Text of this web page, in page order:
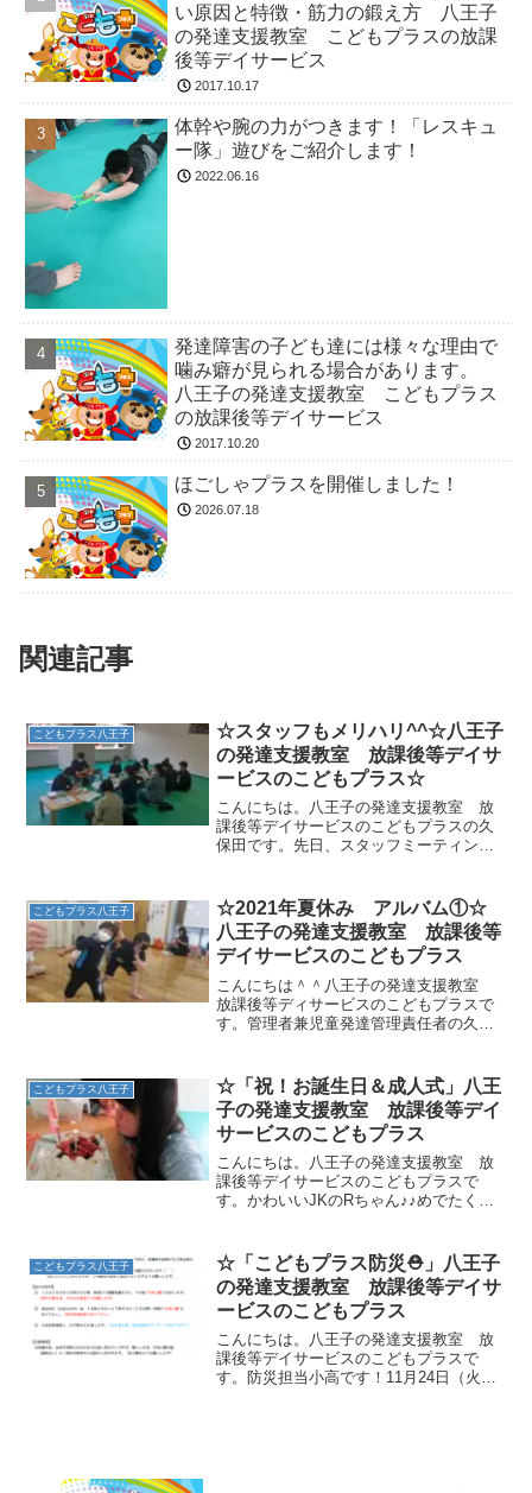
い原因と特徴・筋力の鍛え方 八王子
の発達支援教室 こどもプラスの放課
後等デイサービス
2017.10.17
体幹や腕の力がつきます！「レスキュ
ー隊」遊びをご紹介します！
2022.06.16
発達障害の子ども達には様々な理由で
噛み癖が見られる場合があります。
八王子の発達支援教室 こどもプラス
の放課後等デイサービス
2017.10.20
ほごしゃプラスを開催しました！
2026.07.18
関連記事
こどもプラス八王子
☆スタッフもメリハリ^^☆八王子
の発達支援教室 放課後等デイサ
ービスのこどもプラス☆
こんにちは。八王子の発達支援教室 放
課後等デイサービスのこどもプラスの久
保田です。先日、スタッフミーティング
壁面はどうするか？・気道異物除去につ
いて（応急処置等をスタ...
こどもプラス八王子
☆2021年夏休み アルバム①☆
八王子の発達支援教室 放課後等
デイサービスのこどもプラス
こんにちは＾＾八王子の発達支援教室
放課後等ディサービスのこどもプラスで
す。管理者兼児童発達管理責任者の久保
り、バッタバタしているうちに気付けば8
月になっていました！...
こどもプラス八王子
☆「祝！お誕生日＆成人式」八王
子の発達支援教室 放課後等デイ
サービスのこどもプラス
こんにちは。八王子の発達支援教室 放
課後等デイサービスのこどもプラスで
す。かわいいJKのRちゃん♪♪めでたく今
言っても一番頑張って作っていたのはRち
ゃん本人なんですけ...
こどもプラス八王子
☆「こどもプラス防災⛑」八王子
の発達支援教室 放課後等デイサ
ービスのこどもプラス
こんにちは。八王子の発達支援教室 放
課後等デイサービスのこどもプラスで
す。防災担当小高です！11月24日（火）